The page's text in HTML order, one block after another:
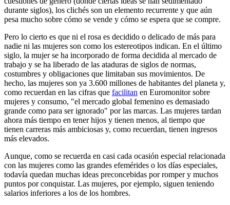
durante siglos), los clichés son un elemento recurrente y que aún
pesa mucho sobre cómo se vende y cómo se espera que se compre.
Pero lo cierto es que ni el rosa es decidido o delicado de más para
nadie ni las mujeres son como los estereotipos indican. En el último
siglo, la mujer se ha incorporado de forma decidida al mercado de
trabajo y se ha liberado de las ataduras de siglos de normas,
costumbres y obligaciones que limitaban sus movimientos. De
hecho, las mujeres son ya 3.600 millones de habitantes del planeta y,
como recuerdan en las cifras que facilitan en Euromonitor sobre
mujeres y consumo, "el mercado global femenino es demasiado
grande como para ser ignorado" por las marcas. Las mujeres tardan
ahora más tiempo en tener hijos y tienen menos, al tiempo que
tienen carreras más ambiciosas y, como recuerdan, tienen ingresos
más elevados.
Aunque, como se recuerda en casi cada ocasión especial relacionada
con las mujeres como las grandes efemérides o los días especiales,
todavía quedan muchas ideas preconcebidas por romper y muchos
puntos por conquistar. Las mujeres, por ejemplo, siguen teniendo
salarios inferiores a los de los hombres.